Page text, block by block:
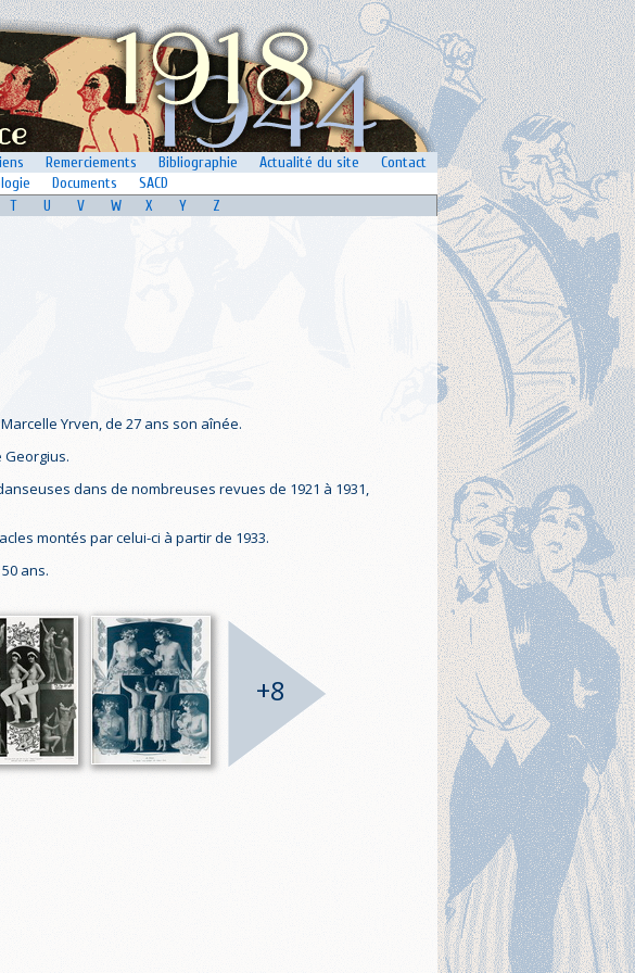
Remerciements Bibliographie Actualité du site
Contact
Documents
SACD
T U V W X Y Z
Yrven, de 27 ans son aînée.
Georgius.
dans de nombreuses revues de 1921 à 1931,
montés par celui-ci à partir de 1933.
ans.
+8